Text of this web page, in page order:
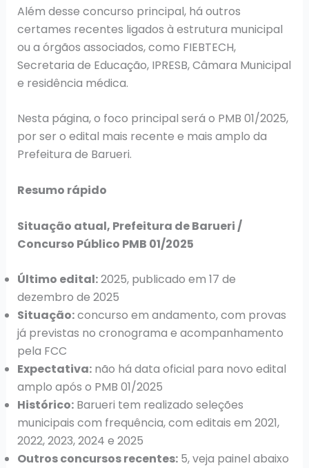
Além desse concurso principal, há outros
certames recentes ligados à estrutura municipal
ou a órgãos associados, como FIEBTECH,
Secretaria de Educação, IPRESB, Câmara Municipal
e residência médica.
Nesta página, o foco principal será o PMB 01/2025,
por ser o edital mais recente e mais amplo da
Prefeitura de Barueri.
Resumo rápido
Situação atual, Prefeitura de Barueri /
Concurso Público PMB 01/2025
Último edital:2025, publicado em 17 de
dezembro de 2025
Situação:concurso em andamento, com provas
já previstas no cronograma e acompanhamento
pela FCC
Expectativa:não há data oficial para novo edital
amplo após o PMB 01/2025
Histórico:Barueri tem realizado seleções
municipais com frequência, com editais em 2021,
2022, 2023, 2024 e 2025
Outros concursos recentes:5, veja painel abaixo